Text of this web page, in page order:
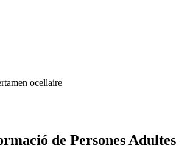
ocellaire
de Persones Adultes